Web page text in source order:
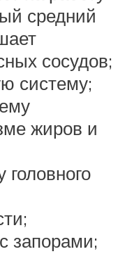
средний
сосудов;
систему;
жиров и
головного
запорами;